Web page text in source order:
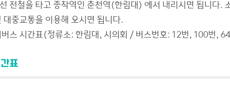
전철을 타고 종착역인 춘천역(한림대) 에서 내리시면 됩니
중교통을 이용해 오시면 됩니다.
버스 시간표(정류소: 한림대, 시의회 / 버스번호: 12번, 100번,
표